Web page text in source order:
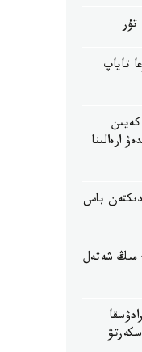
تۇر
تاياپ
كەيىن
ارەالىنا
باس
شىلدەدە شەكارادان وتپەك بولعان 4 مىڭ شەتەل
داۋىل جانە 42 گرادۋسقا
وڭىردە ەسكەرتۋ